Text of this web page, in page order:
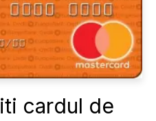
cardul de